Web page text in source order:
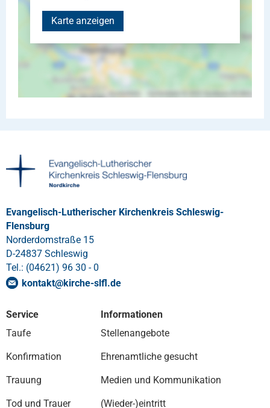
Karte anzeigen
Evangelisch-Lutherischer Kirchenkreis Schleswig-
Flensburg
Norderdomstraße 15
D-24837 Schleswig
Tel.: (04621) 96 30 - 0
kontakt@kirche-slfl.de
Service
Taufe
Konfirmation
Trauung
Tod und Trauer
Informationen
Stellenangebote
Ehrenamtliche gesucht
Medien und Kommunikation
(Wieder-)eintritt